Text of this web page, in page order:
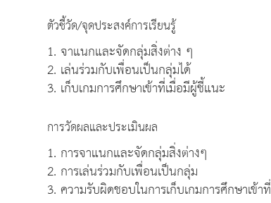
ตัวชี้วัด/จุดประสงค์การเรียนรู้
1. จาแนกและจัดกลุ่มสิ่งต่าง ๆ
2. เล่นร่วมกับเพื่อนเป็นกลุ่มได้
3. เก็บเกมการศึกษาเข้าที่เมื่อมีผู้ชี้แนะ
การวัดผลและประเมินผล
1. การจาแนกและจัดกลุ่มสิ่งต่างๆ
2. การเล่นร่วมกับเพื่อนเป็นกลุ่ม
3. ความรับผิดชอบในการเก็บเกมการศึกษาเข้าที่